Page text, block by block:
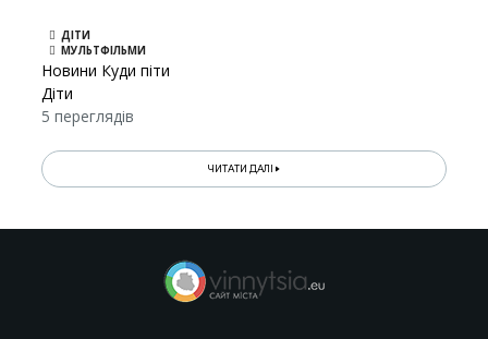
ДІТИ
МУЛЬТФІЛЬМИ
Новини Куди піти
Діти
5 переглядів
ЧИТАТИ ДАЛІ